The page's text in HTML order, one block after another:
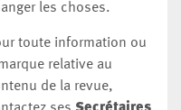
les choses.
toute information ou
relative au
de la revue,